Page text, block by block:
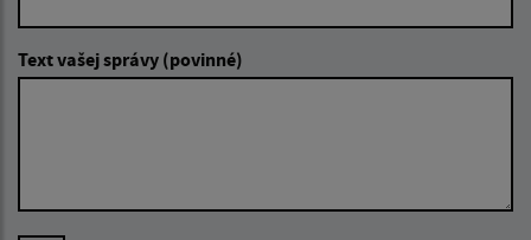
Text vašej správy (povinné)